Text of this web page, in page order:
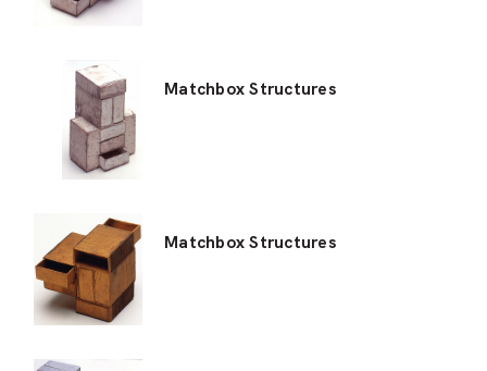
Matchbox Structures
Matchbox Structures